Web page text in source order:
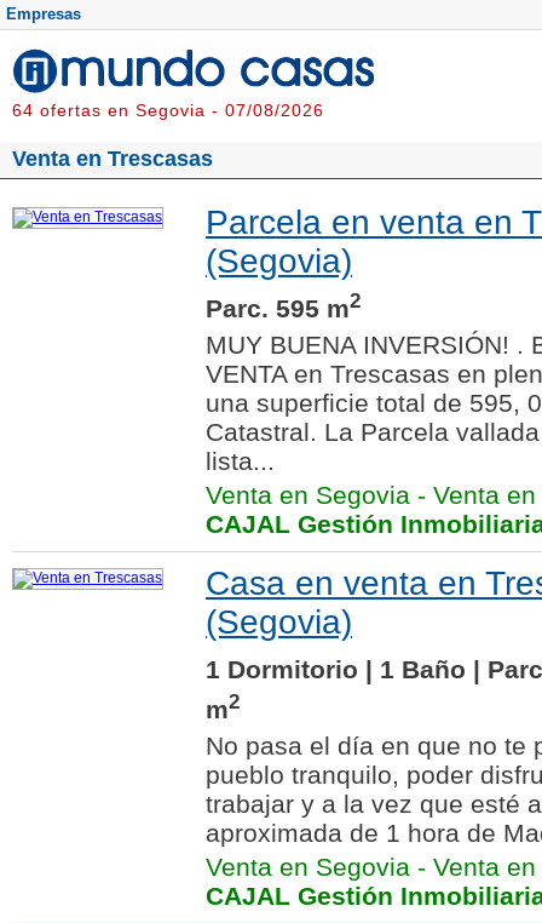
Empresas
64 ofertas en Segovia - 07/08/2026
Venta en Trescasas
Parcela en venta en
(Segovia)
Parc. 595 m2
MUY BUENA INVERSIÓN! .
VENTA en Trescasas en
una superficie total de 595,
Catastral. La Parcela
lista...
Venta en Segovia - Venta
CAJAL Gestión
Casa en venta en
(Segovia)
1 Dormitorio | 1 Baño |
m2
No pasa el día en que no te
pueblo tranquilo, poder
trabajar y a la vez que esté
aproximada de 1 hora de
Venta en Segovia - Venta
CAJAL Gestión